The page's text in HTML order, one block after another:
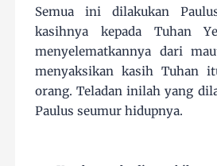
Semua ini dilakukan
kasihnya kepada Tuhan
menyelematkannya dari
menyaksikan kasih Tuhan
orang. Teladan inilah yang
Paulus seumur hidupnya.